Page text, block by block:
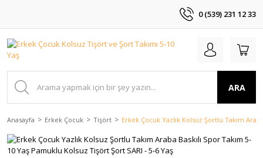
0 (539) 231 12 33
ARA
Anasayfa Erkek Çocuk Tişört Erkek Çocuk Yazlık Kolsuz Şortlu Takım